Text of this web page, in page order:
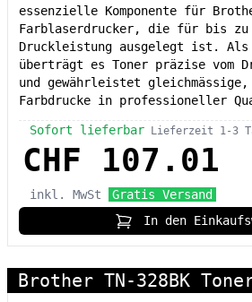
essenzielle Komponente für
Farblaserdrucker, die für bis zu
Druckleistung ausgelegt ist.
überträgt es Toner präzise vom
und gewährleistet gleichmässige,
Farbdrucke in professioneller
Sofort lieferbar Lieferzeit 1-3
CHF 107.01
inkl. MwSt
Gratis Versand
In den
Brother TN-328BK